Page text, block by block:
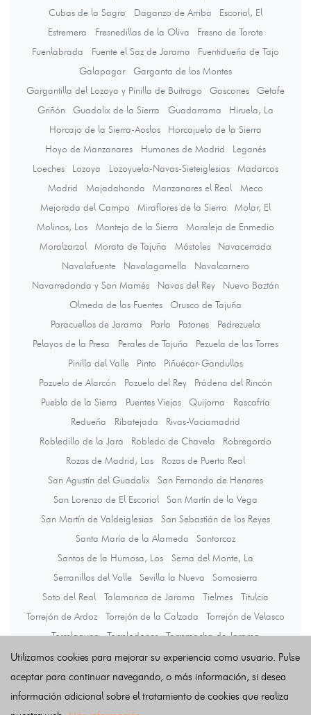
Cubas de la Sagra
Daganzo de Arriba
Escorial, El
Estremera
Fresnedillas de la Oliva
Fresno de Torote
Fuenlabrada
Fuente el Saz de Jarama
Fuentidueña de Tajo
Galapagar
Garganta de los Montes
Gargantilla del Lozoya y Pinilla de Buitrago
Gascones
Getafe
Griñón
Guadalix de la Sierra Guadarrama
Hiruela, La
Horcajo de la Sierra-Aoslos
Horcajuelo de la Sierra
Hoyo de Manzanares
Humanes de Madrid
Leganés
Loeches
Lozoya Lozoyuela-Navas-Sieteiglesias
Madarcos
Madrid
Majadahonda Manzanares el Real
Meco
Mejorada del Campo
Miraflores de la Sierra
Molar, El
Molinos, Los
Montejo de la Sierra
Moraleja de Enmedio
Moralzarzal
Morata de Tajuña Móstoles
Navacerrada
Navalafuente
Navalagamella
Navalcarnero
Navarredonda y San Mamés
Navas del Rey
Nuevo Baztán
Olmeda de las Fuentes
Orusco de Tajuña
Paracuellos de Jarama
Parla Patones
Pedrezuela
Pelayos de la Presa
Perales de Tajuña
Pezuela de las Torres
Pinilla del Valle
Pinto
Piñuécar-Gandullas
Pozuelo de Alarcón
Pozuelo del Rey
Prádena del Rincón
Puebla de la Sierra
Puentes Viejas Quijorna
Rascafría
Redueña
Ribatejada
Rivas-Vaciamadrid
Robledillo de la Jara
Robledo de Chavela
Robregordo
Rozas de Madrid, Las
Rozas de Puerto Real
San Agustín del Guadalix
San Fernando de Henares
San Lorenzo de El Escorial
San Martín de la Vega
San Martín de Valdeiglesias
San Sebastián de los Reyes
Santa María de la Alameda
Santorcaz
Santos de la Humosa, Los
Serna del Monte, La
Serranillos del Valle
Sevilla la Nueva
Somosierra
Soto del Real
Talamanca de Jarama Tielmes
Titulcia
Torrejón de Ardoz
Torrejón de la Calzada
Torrejón de Velasco
Torrelaguna
Torrelodones
Torremocha de Jarama
Torres de la Alameda
Tres Cantos Valdaracete
Valdeavero
Valdelaguna
Valdemanco Valdemaqueda
Valdemorillo
Valdemoro
Valdeolmos-Alalpardo
Valdepiélagos
Utilizamos cookies para mejorar su experiencia como usuario. Pulse
aceptar para continuar navegando, o más información, si desea
información adicional sobre el tratamiento de cookies que realiza